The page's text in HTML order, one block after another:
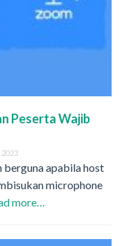
Peserta Wajib
2023
berguna apabila host
microphone
more…